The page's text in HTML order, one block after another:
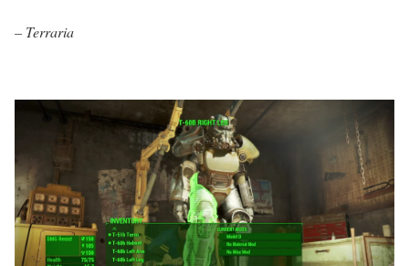
– Terraria